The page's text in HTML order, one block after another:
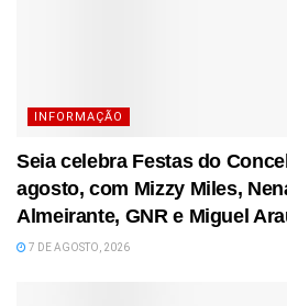
INFORMAÇÃO
Seia celebra Festas do
agosto, com Mizzy Miles,
Almeirante, GNR e Miguel
7 DE AGOSTO, 2026